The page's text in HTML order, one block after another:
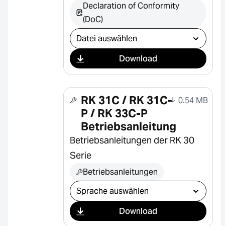
Declaration of Conformity
(DoC)
Download auswählen
Download
RK 31C / RK 31C-
P / RK 33C-P
Betriebsanleitung
0.54 MB
Betriebsanleitungen der RK 30
Serie
Betriebsanleitungen
Download auswählen
Download